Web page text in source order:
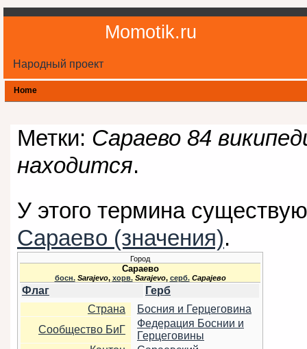
Momotik.ru
Народный проект
Home
Метки: Сараево 84
находится.
У этого термина
Сараево (значения).
Город
Сараево
босн. Sarajevo, хорв. Sarajevo, серб. Сарајево
Флаг
Герб
Страна
Босния и Герцеговина
Сообщество БиГ
Федерация Боснии и
Герцеговины